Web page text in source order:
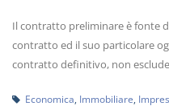
Il contratto preliminare è fonte
contratto ed il suo particolare
contratto definitivo, non
Economica Immobiliare